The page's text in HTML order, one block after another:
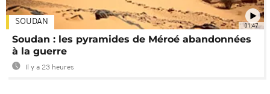
01:47
SOUDAN
Soudan : les pyramides de Méroé abandonnées
à la guerre
Il y a 23 heures